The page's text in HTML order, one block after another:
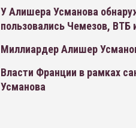
У Алишера Усманова
пользовались Чемезов, ВТБ
Миллиардер Алишер
Власти Франции в рамках
Усманова